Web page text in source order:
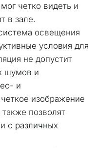
четко видеть и
в зале.
освещения
условия для
не допустит
шумов и
и
изображение
позволят
с различных